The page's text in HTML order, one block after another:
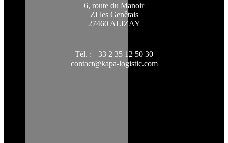
6, route du Manoir
ZI les Genêtais
27460 ALIZAY
Tél. : +33 2 35 12 50 30
contact@kapa-logistic.com